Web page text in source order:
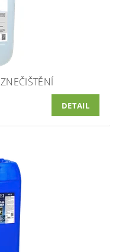
DETAIL